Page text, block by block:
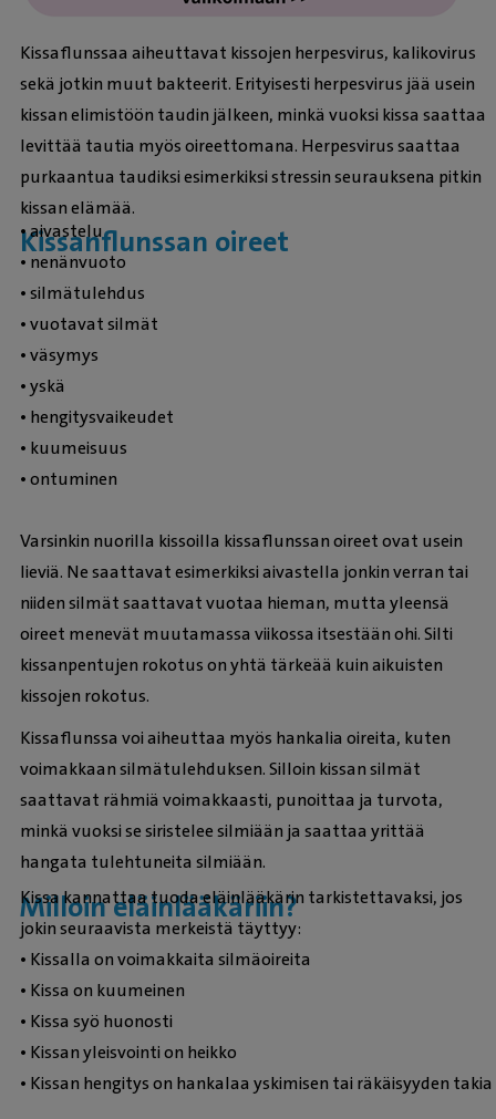
Kissaflunssaa aiheuttavat kissojen herpesvirus, kalikovirus
sekä jotkin muut bakteerit. Erityisesti herpesvirus jää usein
kissan elimistöön taudin jälkeen, minkä vuoksi kissa saattaa
levittää tautia myös oireettomana. Herpesvirus saattaa
purkaantua taudiksi esimerkiksi stressin seurauksena pitkin
kissan elämää.
Kissanflunssan oireet
• aivastelu
• nenänvuoto
• silmätulehdus
• vuotavat silmät
• väsymys
• yskä
• hengitysvaikeudet
• kuumeisuus
• ontuminen
Varsinkin nuorilla kissoilla kissaflunssan oireet ovat usein
lieviä. Ne saattavat esimerkiksi aivastella jonkin verran tai
niiden silmät saattavat vuotaa hieman, mutta yleensä
oireet menevät muutamassa viikossa itsestään ohi. Silti
kissanpentujen rokotus on yhtä tärkeää kuin aikuisten
kissojen rokotus.
Kissaflunssa voi aiheuttaa myös hankalia oireita, kuten
voimakkaan silmätulehduksen. Silloin kissan silmät
saattavat rähmiä voimakkaasti, punoittaa ja turvota,
minkä vuoksi se siristelee silmiään ja saattaa yrittää
hangata tulehtuneita silmiään.
Milloin eläinlääkäriin?
Kissa kannattaa tuoda eläinlääkärin tarkistettavaksi, jos
jokin seuraavista merkeistä täyttyy:
• Kissalla on voimakkaita silmäoireita
• Kissa on kuumeinen
• Kissa syö huonosti
• Kissan yleisvointi on heikko
• Kissan hengitys on hankalaa yskimisen tai räkäisyyden takia